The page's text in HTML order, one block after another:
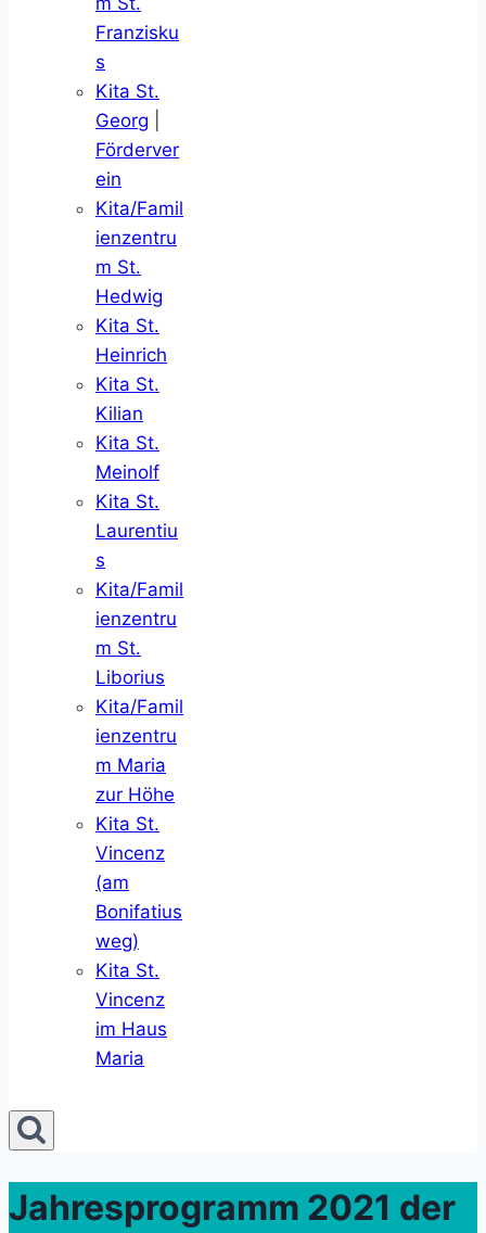
Franzisku
s
Kita St.
Georg
Förderver
ein
Kita/Famil
ienzentru
m St.
Hedwig
Kita St.
Heinrich
Kita St.
Kilian
Kita St.
Meinolf
Kita St.
Laurentiu
s
Kita/Famil
ienzentru
m St.
Liborius
Kita/Famil
ienzentru
m Maria
zur Höhe
Kita St.
Vincenz
(am
Bonifatius
weg)
Kita St.
Vincenz
im Haus
Maria
Jahresprogramm 2021 der